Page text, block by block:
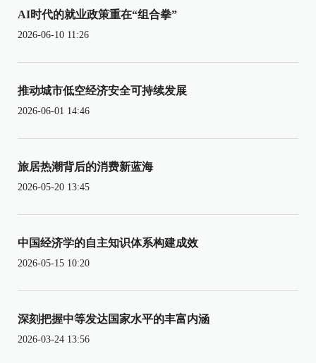
AI时代的就业政策重在“组合拳”
2026-06-10 11:26
推动城市低空经济安全可持续发展
2026-06-01 14:46
旅居热潮背后的消费新蓝海
2026-05-20 13:45
中国经济学的自主知识体系构建成效
2026-05-15 10:20
深刻把握中等发达国家水平的丰富内涵
2026-03-24 13:56